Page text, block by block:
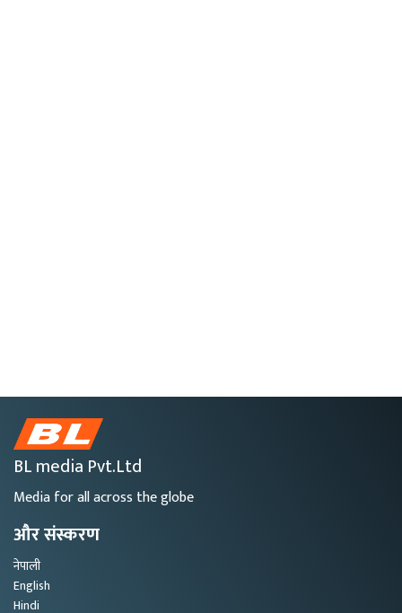
BL media Pvt.Ltd
Media for all across the globe
और संस्करण
नेपाली
English
Hindi